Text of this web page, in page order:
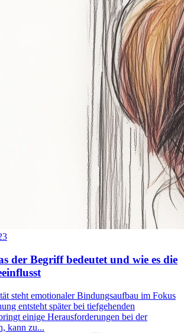
der Begriff bedeutet und wie es die
steht emotionaler Bindungsaufbau im Fokus
entsteht später bei tiefgehenden
einige Herausforderungen bei der
kann zu...